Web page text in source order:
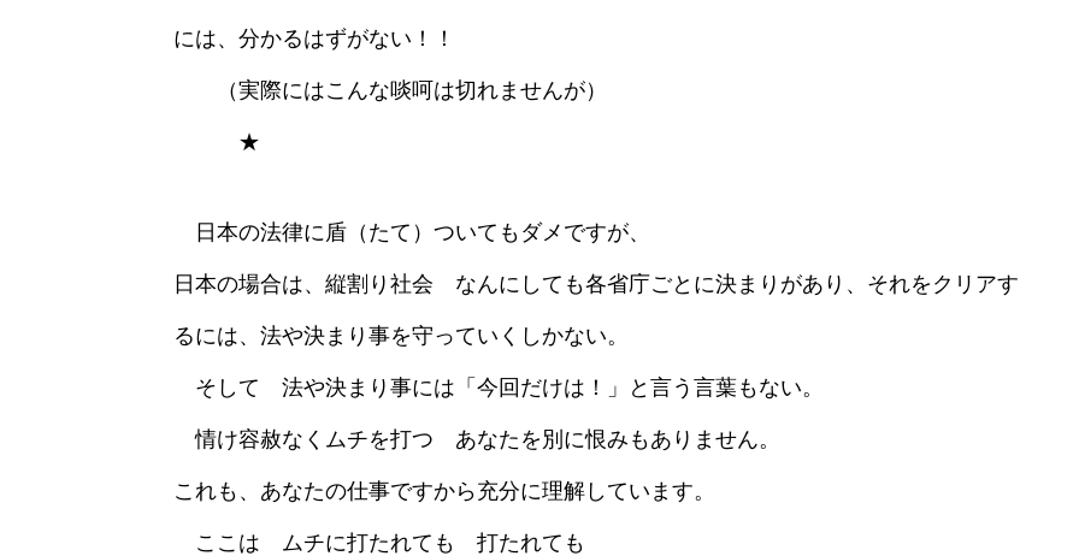
には、分かるはずがない！！
（実際にはこんな啖呵は切れませんが）
★
日本の法律に盾（たて）ついてもダメですが、
日本の場合は、縦割り社会 なんにしても各省庁ごとに決まりがあり、それをクリアす
るには、法や決まり事を守っていくしかない。
そして 法や決まり事には「今回だけは！」と言う言葉もない。
情け容赦なくムチを打つ あなたを別に恨みもありません。
これも、あなたの仕事ですから充分に理解しています。
ここは ムチに打たれても 打たれても